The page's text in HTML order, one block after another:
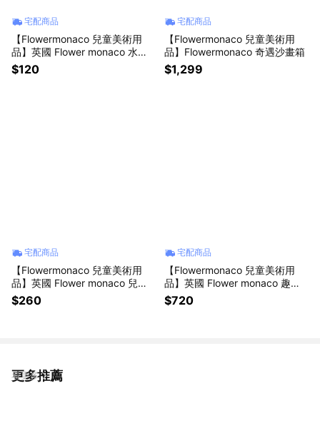
宅配商品
【Flowermonaco 兒童美術用
品】英國 Flower monaco 水性
彩繪顏料單色100ml
$120
宅配商品
【Flowermonaco 兒童美術用
品】Flowermonaco 奇遇沙畫箱
$1,299
宅配商品
【Flowermonaco 兒童美術用
品】英國 Flower monaco 兒童
寫生彩鉛筆
$260
宅配商品
【Flowermonaco 兒童美術用
品】英國 Flower monaco 趣味
星空沙/魔力太空沙 補充包
$720
更多推薦
看更多